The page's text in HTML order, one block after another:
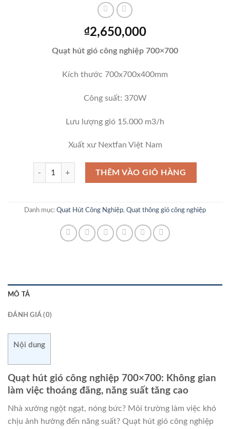
₫2,650,000
Quạt hút gió công nghiệp 700×700
Kích thước 700x700x400mm
Công suất: 370W
Lưu lượng gió 15.000 m3/h
Xuất xư Nextfan Việt Nam
Quạt hút gió công nghiệp 700x700 số lượng
THÊM VÀO GIỎ HÀNG
Danh mục: Quạt Hút Công Nghiệp, Quạt thông gió công nghiệp
MÔ TẢ
ĐÁNH GIÁ (0)
Nội dung
Quạt hút gió công nghiệp 700×700: Không gian
làm việc thoáng đãng, năng suất tăng cao
Nhà xưởng ngột ngạt, nóng bức? Môi trường làm việc khó
chịu ảnh hưởng đến năng suất? Quạt hút gió công nghiệp